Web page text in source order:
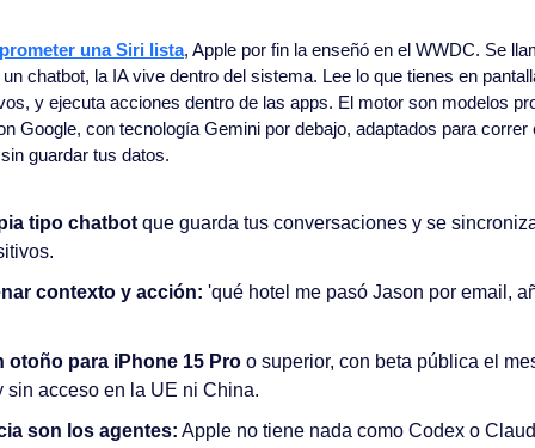
una Siri lista, Apple por fin la enseñó en el WWDC. Se
chatbot, la IA vive dentro del sistema. Lee lo que tienes en
y ejecuta acciones dentro de las apps. El motor son modelos
Google, con tecnología Gemini por debajo, adaptados para correr
guardar tus datos.
tipo chatbot que guarda tus conversaciones y se
contexto y acción: 'qué hotel me pasó Jason por email,
otoño para iPhone 15 Pro o superior, con beta pública el
sin acceso en la UE ni China.
son los agentes: Apple no tiene nada como Codex o